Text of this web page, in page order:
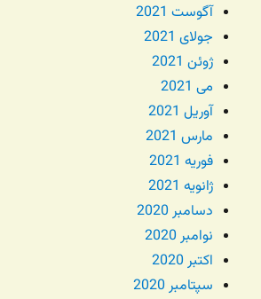
آگوست 2021
جولای 2021
ژوئن 2021
می 2021
آوریل 2021
مارس 2021
فوریه 2021
ژانویه 2021
دسامبر 2020
نوامبر 2020
اکتبر 2020
سپتامبر 2020